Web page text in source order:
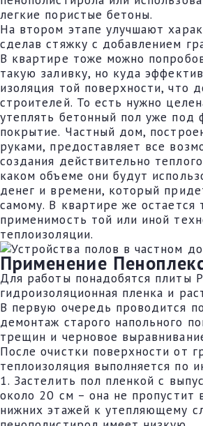
легкие пористые бетоны.
На втором этапе улучшают
сделав стяжку с добавлением
В квартире тоже можно
такую заливку, но куда
изоляция той поверхности, что
строителей. То есть нужно
утеплять бетонный пол уже под
покрытие. Частный дом,
руками, предоставляет все
создания действительно
каком объеме они будут
денег и времени, который
самому. В квартире же остается
применимость той или иной
теплоизоляции.
Применение
Для работы понадобятся плиты
гидроизоляционная пленка и
В первую очередь проводится
демонтаж старого напольного
трещин и черновое
После очистки поверхности от
теплоизоляция выполняется по
1. Застелить пол пленкой с
около 20 см – она не пропустит
нижних этажей к утепляющему